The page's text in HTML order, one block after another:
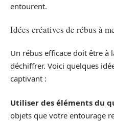
entourent.
Idées créatives de rébus à
Un rébus efficace doit être à
déchiffrer. Voici quelques
captivant :
Utiliser des éléments du
objets que votre entourage